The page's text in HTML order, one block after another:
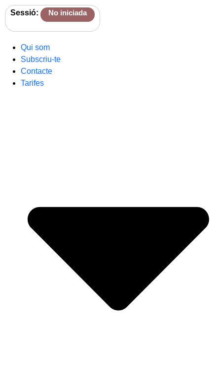
Sessió: No iniciada
Qui som
Subscriu-te
Contacte
Tarifes